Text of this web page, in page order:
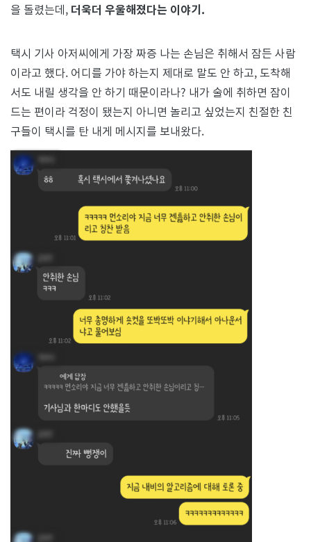
을 돌렸는데, 더욱더 우울해졌다는 이야기.
택시 기사 아저씨에게 가장 짜증 나는 손님은 취해서 잠든 사람
이라고 했다. 어디를 가야 하는지 제대로 말도 안 하고, 도착해
서도 내릴 생각을 안 하기 때문이라나? 내가 술에 취하면 잠이
드는 편이라 걱정이 됐는지 아니면 놀리고 싶었는지 친절한 친
구들이 택시를 탄 내게 메시지를 보내왔다.